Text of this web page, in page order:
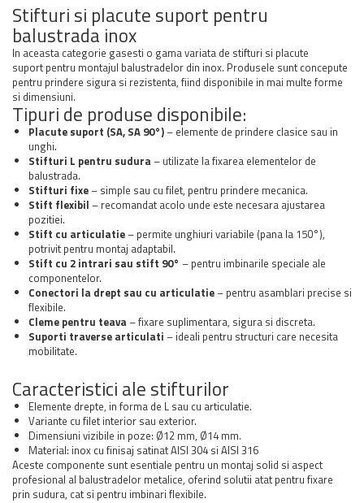
Stifturi si placute suport pentru
balustrada inox
In aceasta categorie gasesti o gama variata de stifturi si placute
suport pentru montajul balustradelor din inox. Produsele sunt concepute
pentru prindere sigura si rezistenta, fiind disponibile in mai multe forme
si dimensiuni.
Tipuri de produse disponibile:
Placute suport (SA, SA 90°)– elemente de prindere clasice sau in
unghi.
Stifturi L pentru sudura– utilizate la fixarea elementelor de
balustrada.
Stifturi fixe– simple sau cu filet, pentru prindere mecanica.
Stift flexibil – recomandat acolo unde este necesara ajustarea
pozitiei.
Stift cu articulatie– permite unghiuri variabile (pana la 150°),
potrivit pentru montaj adaptabil.
Stift cu 2 intrari sau stift 90° – pentru imbinarile speciale ale
componentelor.
Conectori la drept sau cu articulatie– pentru asamblari precise si
flexibile.
Cleme pentru teava– fixare suplimentara, sigura si discreta.
Suporti traverse articulati – ideali pentru structuri care necesita
mobilitate.
Caracteristici ale stifturilor
Elemente drepte, in forma de L sau cu articulatie.
Variante cu filet interior sau exterior.
Dimensiuni vizibile in poze: Ø12 mm, Ø14 mm.
Material: inox cu finisaj satinat AISI 304 si AISI 316
Aceste componente sunt esentiale pentru un montaj solid si aspect
profesional al balustradelor metalice, oferind solutii atat pentru fixare
prin sudura, cat si pentru imbinari flexibile.